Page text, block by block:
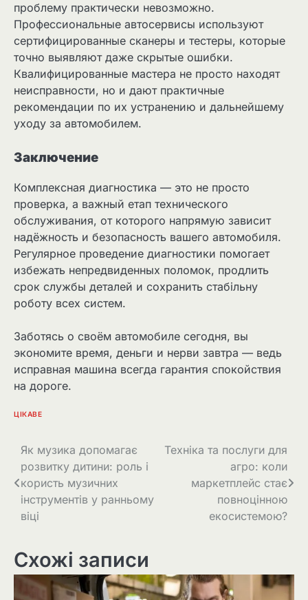
проблему практически невозможно.
Профессиональные автосервисы используют
сертифицированные сканеры и тестеры, которые
точно выявляют даже скрытые ошибки.
Квалифицированные мастера не просто находят
неисправности, но и дают практичные
рекомендации по их устранению и дальнейшему
уходу за автомобилем.
Заключение
Комплексная диагностика — это не просто
проверка, а важный етап технического
обслуживания, от которого напрямую зависит
надёжность и безопасность вашего автомобиля.
Регулярное проведение диагностики помогает
избежать непредвиденных поломок, продлить
срок службы деталей и сохранить стабільну
роботу всех систем.
Заботясь о своём автомобиле сегодня, вы
экономите время, деньги и нерви завтра — ведь
исправная машина всегда гарантия спокойствия
на дороге.
ЦІКАВЕ
Навігація
записів
Як музика допомагає
розвитку дитини: роль і
користь музичних
інструментів у ранньому
віці
Техніка та послуги для
агро: коли
маркетплейс стає
повноцінною
екосистемою?
Схожі записи